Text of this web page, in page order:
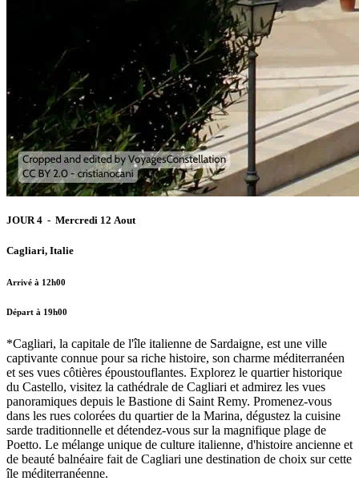
JOUR 4 - Mercredi 12 Aout
Cagliari, Italie
Arrivé à 12h00
Départ à 19h00
*Cagliari, la capitale de l'île italienne de Sardaigne, est une ville
captivante connue pour sa riche histoire, son charme méditerranéen
et ses vues côtières époustouflantes. Explorez le quartier historique
du Castello, visitez la cathédrale de Cagliari et admirez les vues
panoramiques depuis le Bastione di Saint Remy. Promenez-vous
dans les rues colorées du quartier de la Marina, dégustez la cuisine
sarde traditionnelle et détendez-vous sur la magnifique plage de
Poetto. Le mélange unique de culture italienne, d'histoire ancienne et
de beauté balnéaire fait de Cagliari une destination de choix sur cette
île méditerranéenne.